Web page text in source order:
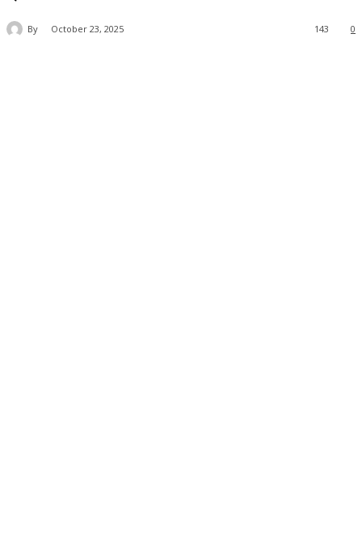
By October 23, 2025 0
143